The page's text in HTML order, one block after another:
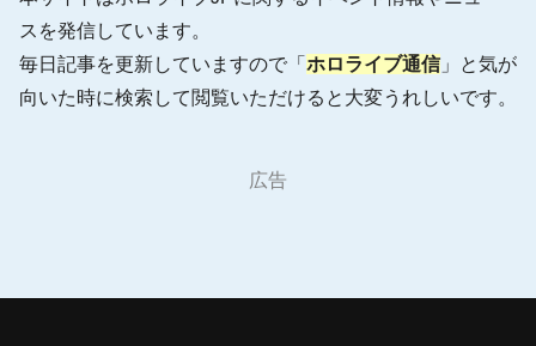
スを発信しています。
毎日記事を更新していますので「 ホロライブ通信 」と気が
向いた時に検索して閲覧いただけると大変うれしいです。
広告